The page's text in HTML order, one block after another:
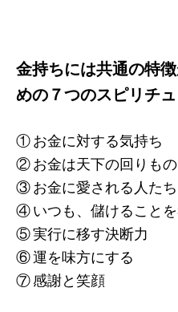
金持ちには共通の特
めの７つのスピリチ
① お金に対する気持ち
② お金は天下の回りもの
③ お金に愛される人たち
④ いつも、儲けること
⑤ 実行に移す決断力
⑥ 運を味方にする
⑦ 感謝と笑顔